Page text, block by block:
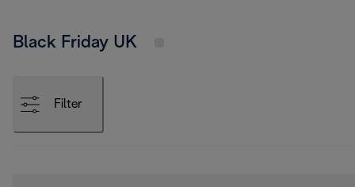
Black Friday UK
Filter